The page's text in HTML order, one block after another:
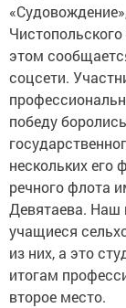
этом
соцсети.
победу
нескольких его
речного флота
Девятаева. Наш
учащиеся
из них, а это
итогам
второе место.